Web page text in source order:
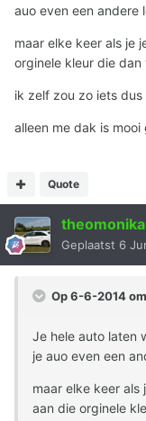
auo even een andere
maar elke keer als je
orginele kleur die
ik zelf zou zo iets dus
alleen me dak is mooi
Quote
theomonika
Geplaatst 6
Op 6-6-2014
Je hele auto laten
je auo even een
maar elke keer als
aan die orginele